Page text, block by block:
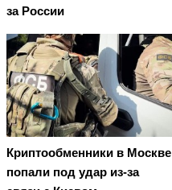
за России
Криптообменники в Москве
попали под удар из-за